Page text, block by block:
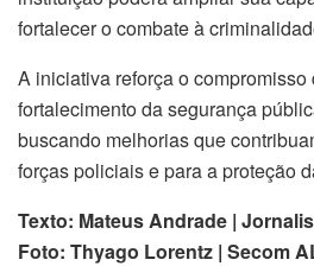
fortalecer o combate à
A iniciativa reforça o
fortalecimento da segurança
buscando melhorias que
forças policiais e para a proteção
Texto: Mateus Andrade |
Foto: Thyago Lorentz | Secom